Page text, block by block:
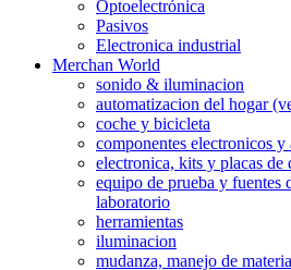
Optoelectrónica
Pasivos
Electronica industrial
Merchan World
sonido & iluminacion
automatizacion del hogar
coche y bicicleta
componentes electronicos y
electronica, kits y placas de
equipo de prueba y fuentes
laboratorio
herramientas
iluminacion
mudanza, manejo de